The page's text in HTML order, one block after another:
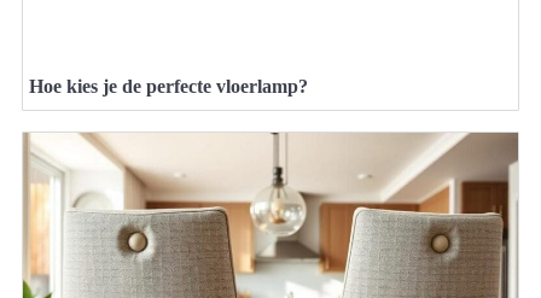
Hoe kies je de perfecte vloerlamp?